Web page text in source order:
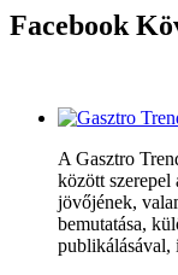
Facebook
A Gasztro
között szerepel
jövőjének,
bemutatása,
publikálásával,